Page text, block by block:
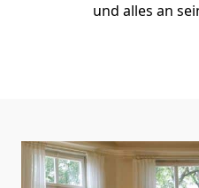
und alles an